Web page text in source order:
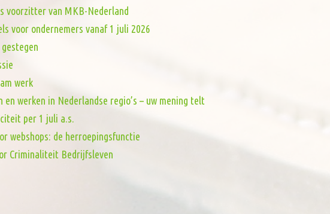
voorzitter van MKB-Nederland
voor ondernemers vanaf 1 juli 2026
werk
en werken in Nederlandse regio’s – uw mening telt
per 1 juli a.s.
webshops: de herroepingsfunctie
Criminaliteit Bedrijfsleven